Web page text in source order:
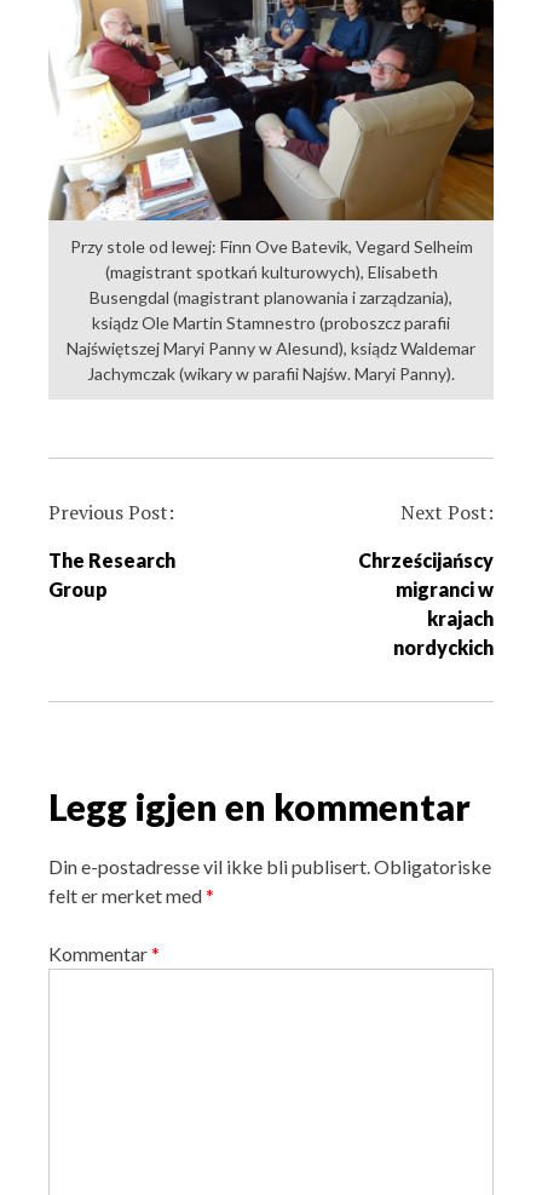
Przy stole od lewej: Finn Ove Batevik, Vegard Selheim
(magistrant spotkań kulturowych), Elisabeth
Busengdal (magistrant planowania i zarządzania),
ksiądz Ole Martin Stamnestro (proboszcz parafii
Najświętszej Maryi Panny w Alesund), ksiądz Waldemar
Jachymczak (wikary w parafii Najśw. Maryi Panny).
P
s
t
t
o
n
Previous Post:
The Research
Group
Next Post:
Chrześcijańscy
migranci w
krajach
nordyckich
Legg igjen en kommentar
Din e-postadresse vil ikke bli publisert.Obligatoriske
felt er merket med*
Kommentar*